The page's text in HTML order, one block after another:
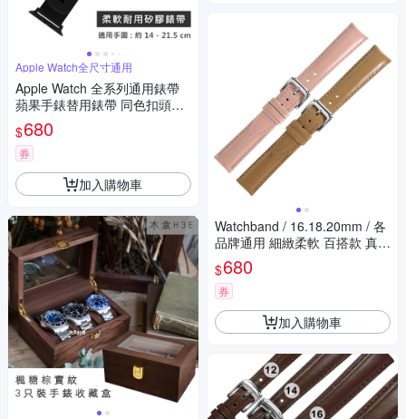
Apple Watch全尺寸通用
Apple Watch 全系列通用錶帶
蘋果手錶替用錶帶 同色扣頭及
連接器 矽膠錶帶-黑色
$680
券
加入購物車
Watchband / 16.18.20mm / 各
品牌通用 細緻柔軟 百搭款 真皮
錶帶 櫻花粉色/奶茶色
$680
券
加入購物車